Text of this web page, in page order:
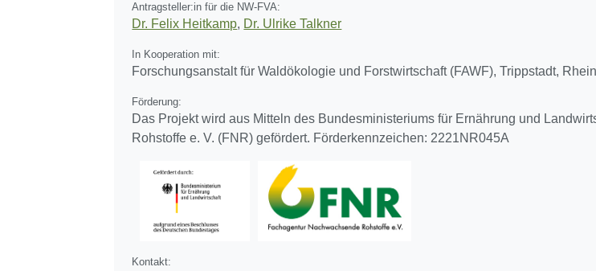
Antragsteller:in für die NW-FVA:
Dr. Felix Heitkamp, Dr. Ulrike Talkner
In Kooperation mit:
Forschungsanstalt für Waldökologie und Forstwirtschaft (FAWF), Trippstadt,
Förderung:
Das Projekt wird aus Mitteln des Bundesministeriums für Ernährung und
Rohstoffe e. V. (FNR) gefördert. Förderkennzeichen: 2221NR045A
Kontakt: